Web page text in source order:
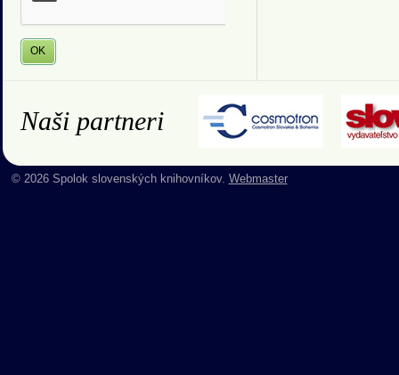
Naši partneri
© 2026 Spolok slovenských knihovníkov. Webmaster